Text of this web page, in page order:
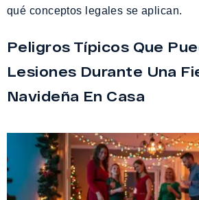
qué conceptos legales se aplican.
Peligros Típicos Que
Lesiones Durante Una
Navideña En Casa